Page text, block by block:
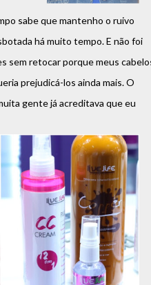
sabe que mantenho o ruivo
há muito tempo. E não foi
sem retocar porque meus
prejudicá-los ainda mais. O
gente já acreditava que eu